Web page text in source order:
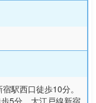
駅西口徒歩10分。